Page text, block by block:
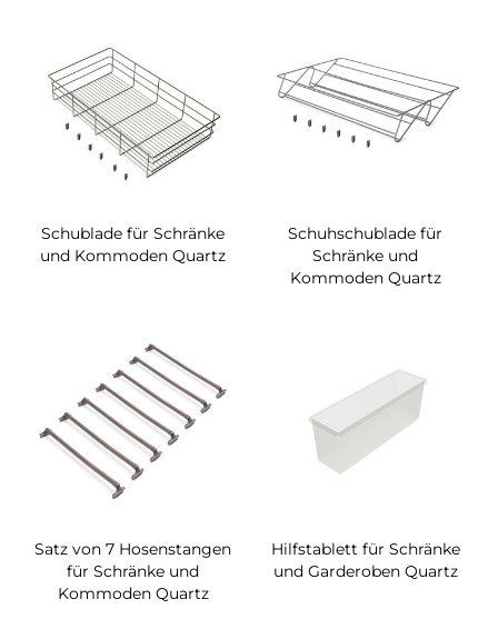
Schublade für Schränke
und Kommoden Quartz
Schuhschublade für
Schränke und
Kommoden Quartz
Satz von 7 Hosenstangen
für Schränke und
Kommoden Quartz
Hilfstablett für Schränke
und Garderoben Quartz